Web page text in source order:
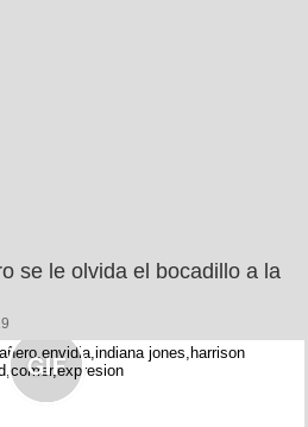
se le olvida el bocadillo a la